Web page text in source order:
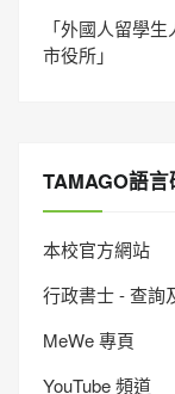
「外國人留學
市役所」
TAMAGO語
本校官方網站
行政書士 - 查詢
MeWe 專頁
YouTube 頻道